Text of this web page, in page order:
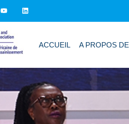
ACCUEIL A PROPOS DE